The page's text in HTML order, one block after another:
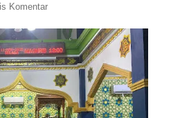
Komentar